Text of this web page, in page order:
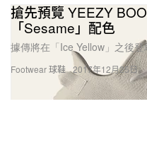
Footwear 球鞋
搶先預覽 YEEZY
「Sesame」配色
據傳將在「Ice Yellow」之後登
2017年12月25日